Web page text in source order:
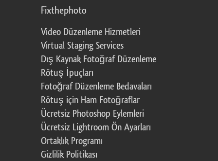
Fixthephoto
Video Düzenleme Hizmetleri
Virtual Staging Services
Dış Kaynak Fotoğraf Düzenleme
Rötuş İpuçları
Fotoğraf Düzenleme Bedavaları
Rötuş için Ham Fotoğraflar
Ücretsiz Photoshop Eylemleri
Ücretsiz Lightroom Ön Ayarları
Ortaklık Programı
Gizlilik Politikası